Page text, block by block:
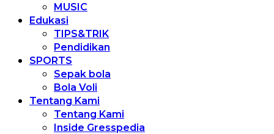
MUSIC
Edukasi
TIPS&TRIK
Pendidikan
SPORTS
Sepak bola
Bola Voli
Tentang Kami
Tentang Kami
Inside Gresspedia